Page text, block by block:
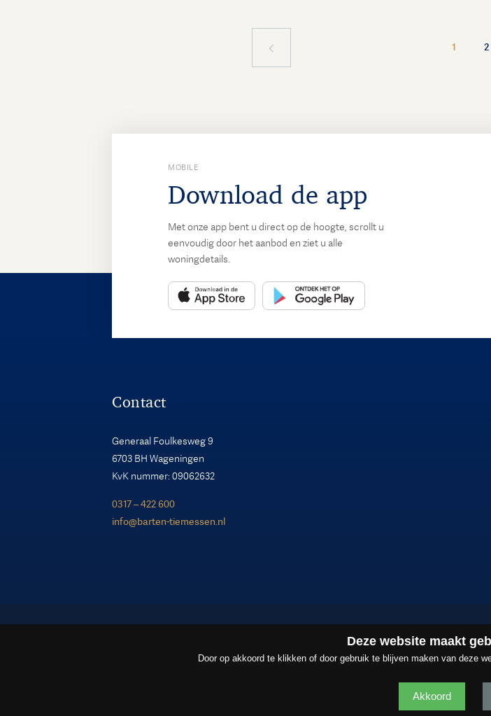
1 2
MOBILE
Download de app
Met onze app bent u direct op de hoogte, scrollt u
eenvoudig door het aanbod en ziet u alle
woningdetails.
Contact
Generaal Foulkesweg 9
6703 BH Wageningen
KvK nummer: 09062632
0317 – 422 600
info@barten-tiemessen.nl
Deze website maakt
Door op akkoord te klikken of door gebruik te blijven maken van deze
Akkoord